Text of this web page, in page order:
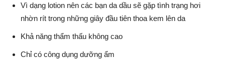
Vì dạng lotion nên các bạn da dầu sẽ gặp tình trạng hơi
nhờn rít trong những giây đầu tiên thoa kem lên da
Khả năng thẩm thấu không cao
Chỉ có công dụng dưỡng ẩm